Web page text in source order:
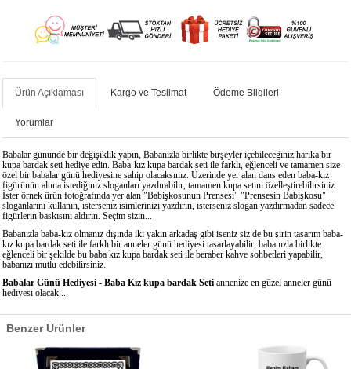
Ürün Açıklaması Kargo ve Teslimat Ödeme Bilgileri
Yorumlar
Babalar gününde bir değişiklik yapın, Babanızla birlikte birşeyler içebileceğiniz harika bir
kupa bardak seti hediye edin. Baba-kız kupa bardak seti ile farklı, eğlenceli ve tamamen size
özel bir babalar günü hediyesine sahip olacaksınız. Üzerinde yer alan dans eden baba-kız
figürünün altına istediğiniz sloganları yazdırabilir, tamamen kupa setini özelleştirebilirsiniz.
İster örnek ürün fotoğrafında yer alan "Babişkosunun Prensesi" "Prensesin Babişkosu"
sloganlarını kullanın, isterseniz isimlerinizi yazdırın, isterseniz slogan yazdırmadan sadece
figürlerin baskısını aldırın. Seçim sizin...
Babanızla baba-kız olmanız dışında iki yakın arkadaş gibi iseniz siz de bu şirin tasarım baba-
kız kupa bardak seti ile farklı bir anneler günü hediyesi tasarlayabilir, babanızla birlikte
eğlenceli bir şekilde bu baba kız kupa bardak seti ile beraber kahve sohbetleri yapabilir,
babanızı mutlu edebilirsiniz.
Babalar Günü Hediyesi - Baba Kız kupa bardak Seti annenize en güzel anneler günü
hediyesi olacak...
Benzer Ürünler